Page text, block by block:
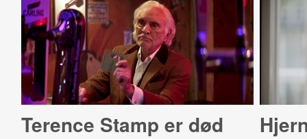
Terence Stamp er død